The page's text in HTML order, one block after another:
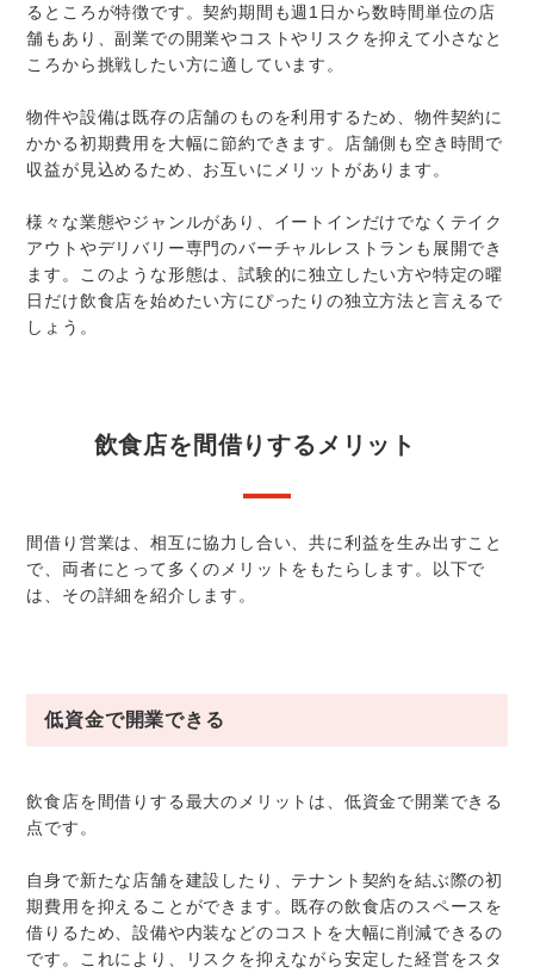
るところが特徴です。契約期間も週1日から数時間単位の店
舗もあり、副業での開業やコストやリスクを抑えて小さなと
ころから挑戦したい方に適しています。
物件や設備は既存の店舗のものを利用するため、物件契約に
かかる初期費用を大幅に節約できます。店舗側も空き時間で
収益が見込めるため、お互いにメリットがあります。
様々な業態やジャンルがあり、イートインだけでなくテイク
アウトやデリバリー専門のバーチャルレストランも展開でき
ます。このような形態は、試験的に独立したい方や特定の曜
日だけ飲食店を始めたい方にぴったりの独立方法と言えるで
しょう。
飲食店を間借りするメリット
間借り営業は、相互に協力し合い、共に利益を生み出すこと
で、両者にとって多くのメリットをもたらします。以下で
は、その詳細を紹介します。
低資金で開業できる
飲食店を間借りする最大のメリットは、低資金で開業できる
点です。
自身で新たな店舗を建設したり、テナント契約を結ぶ際の初
期費用を抑えることができます。既存の飲食店のスペースを
借りるため、設備や内装などのコストを大幅に削減できるの
です。これにより、リスクを抑えながら安定した経営をスタ